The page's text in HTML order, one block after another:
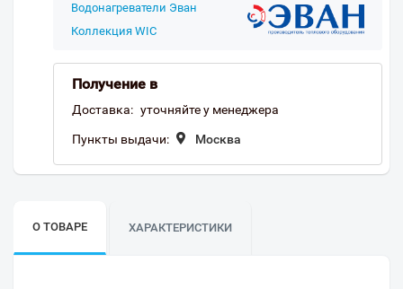
Водонагреватели Эван
Коллекция WIС
Получение в
Доставка: уточняйте у менеджера
Пункты выдачи: Москва
О ТОВАРЕ ХАРАКТЕРИСТИКИ